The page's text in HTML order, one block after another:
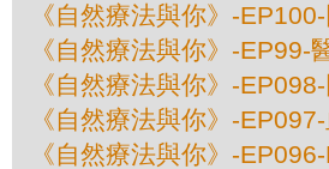
《自然療法與你》-
《自然療法與你》-
《自然療法與你》-
《自然療法與你》-
《自然療法與你》-